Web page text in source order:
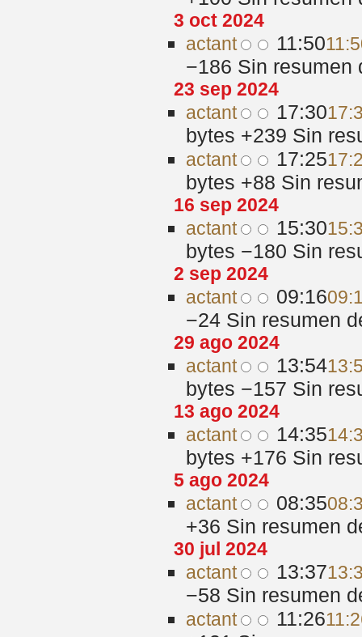
3 oct 2024
actant 11:50
−186 Sin resumen
23 sep 2024
actant 17:30
bytes +239 Sin
actant 17:25
bytes +88 Sin
16 sep 2024
actant 15:30
bytes −180 Sin
2 sep 2024
actant 09:16
−24 Sin resumen
29 ago 2024
actant 13:54
bytes −157 Sin
13 ago 2024
actant 14:35
bytes +176 Sin
5 ago 2024
actant 08:35
+36 Sin resumen
30 jul 2024
actant 13:37
−58 Sin resumen
actant 11:26